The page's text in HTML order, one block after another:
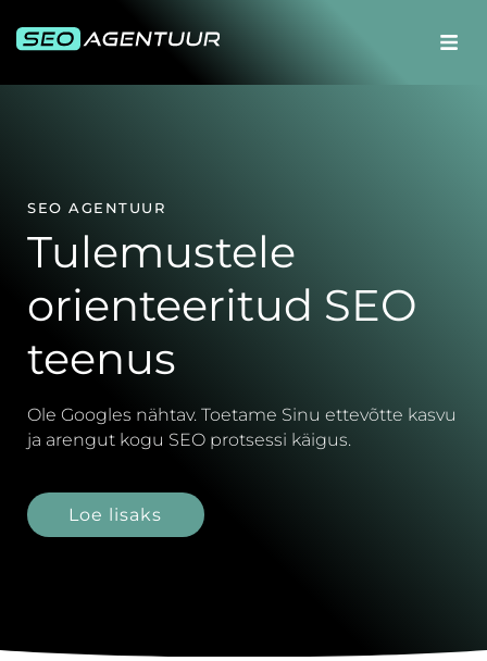
SEO AGENTUUR
Tulemustele
orienteeritud SEO
teenus
Ole Googles nähtav. Toetame Sinu ettevõtte kasvu
ja arengut kogu SEO protsessi käigus.
Loe lisaks